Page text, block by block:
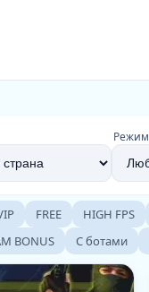
Режим
FREE HIGH FPS
BONUS С ботами